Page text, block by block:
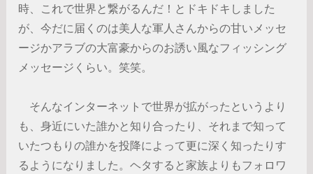
時、これで世界と繋がるんだ！とドキドキしました
が、今だに届くのは美人な軍人さんからの甘いメッセ
ージかアラブの大富豪からのお誘い風なフィッシング
メッセージくらい。笑笑。
そんなインターネットで世界が拡がったというより
も、身近にいた誰かと知り合ったり、それまで知って
いたつもりの誰かを投降によって更に深く知ったりす
るようになりました。ヘタすると家族よりもフォロワ